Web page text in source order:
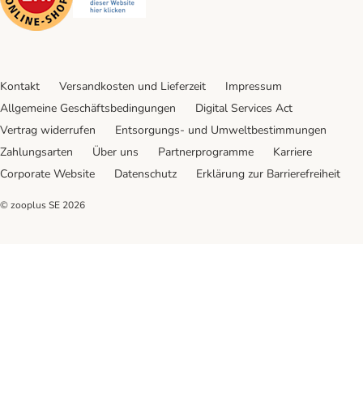
Kontakt Versandkosten und Lieferzeit
Impressum
Allgemeine Geschäftsbedingungen
Digital Services Act
Vertrag widerrufen
Entsorgungs- und Umweltbestimmungen
Zahlungsarten
Über uns Partnerprogramme
Karriere
Corporate Website
Datenschutz Erklärung zur Barrierefreiheit
© zooplus SE 2026